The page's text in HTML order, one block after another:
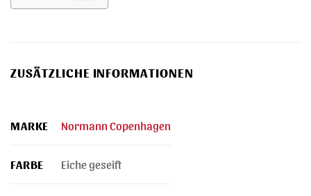
ZUSÄTZLICHE INFORMATIONEN
MARKE Normann Copenhagen
FARBE Eiche geseift